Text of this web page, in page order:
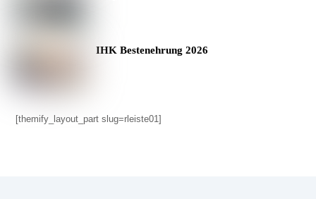
IHK Bestenehrung 2026
[themify_layout_part slug=rleiste01]